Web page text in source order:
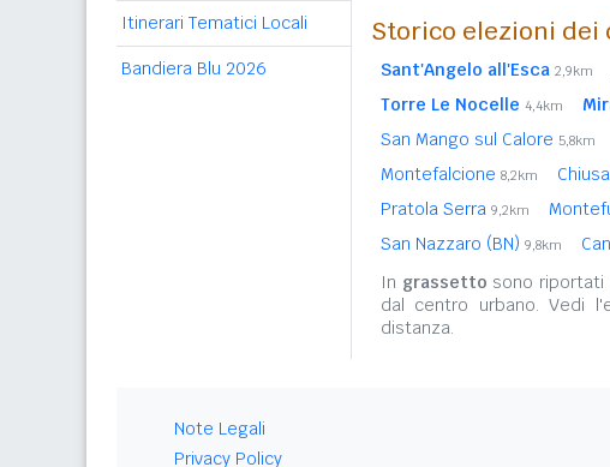
Itinerari Tematici Locali
Bandiera Blu 2026
Storico elezioni dei
Sant'Angelo all'Esca 2,9km
Torre Le Nocelle 4,4km
San Mango sul Calore 5,8km
Montefalcione 8,2km
Pratola Serra 9,2km
San Nazzaro (BN) 9,8km
In grassetto sono riportati
dal centro urbano. Vedi
distanza.
Note Legali
Privacy Policy